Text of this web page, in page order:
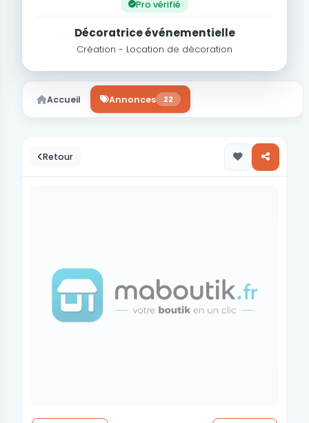
Pro vérifié
Décoratrice événementielle
Création - Location de décoration
Accueil Annonces 22
Retour